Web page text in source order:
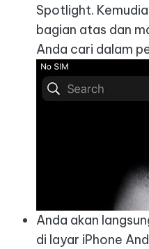
Spotlight.
bagian atas dan
Anda cari dalam
Anda akan
di layar iPhone